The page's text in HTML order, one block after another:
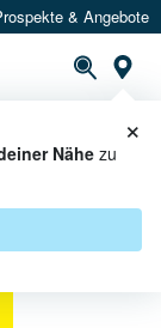
& Angebote
Nähe zu
×